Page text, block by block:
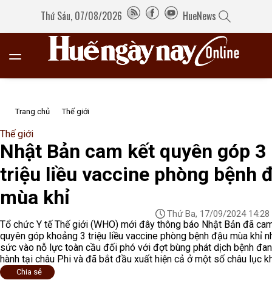
Thứ Sáu, 07/08/2026 HueNews
Trang chủ Thế giới
Thế giới
Nhật Bản cam kết quyên góp 3
triệu liều vaccine phòng bệnh
mùa khỉ
Thứ Ba, 17/09/2024 14:28
Tổ chức Y tế Thế giới (WHO) mới đây thông báo Nhật Bản đã
quyên góp khoảng 3 triệu liều vaccine phòng bệnh đậu mùa khỉ
sức vào nỗ lực toàn cầu đối phó với đợt bùng phát dịch bệnh
hành tại châu Phi và đã bắt đầu xuất hiện cả ở một số châu lục
Chia sẻ